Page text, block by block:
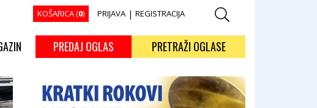
KOŠARICA (0) PRIJAVA | REGISTRACIJA
PREDAJ OGLAS PRETRAŽI OGLASE